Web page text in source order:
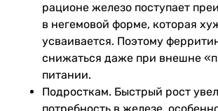
рационе железо поступает
в негемовой форме, которая
усваивается. Поэтому
снижаться даже при внешне
питании.
Подросткам. Быстрый рост